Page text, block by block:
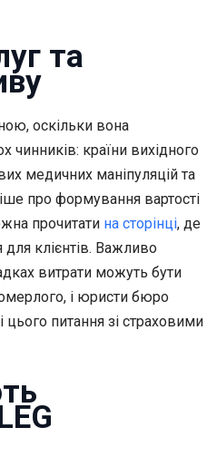
та
оскільки вона
чинників: країни вихідного
медичних маніпуляцій та
про формування вартості
прочитати на сторінці, де
для клієнтів. Важливо
витрати можуть бути
і юристи бюро
питання зі страховими